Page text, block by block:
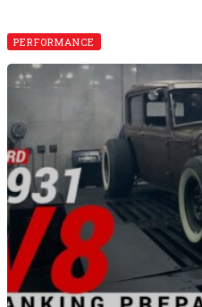
PERFORMANCE